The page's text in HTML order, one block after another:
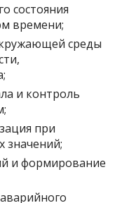
состояния
времени;
среды
и контроль
при
значений;
и формирование